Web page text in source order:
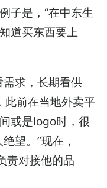
子是，“在中东生
道买东西要上
需求，长期看供
此前在当地外卖平
或是logo时，很
望。”现在，
责对接他的品